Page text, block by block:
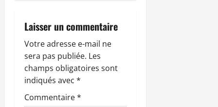
t
i
o
n
Laisser un commentaire
Votre adresse e-mail ne
sera pas publiée. Les
champs obligatoires sont
indiqués avec *
Commentaire*